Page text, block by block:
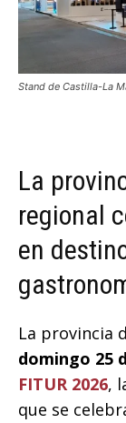
Stand de Castilla-La
La
regional
en
La provincia
domingo 25
FITUR 2026,
que se